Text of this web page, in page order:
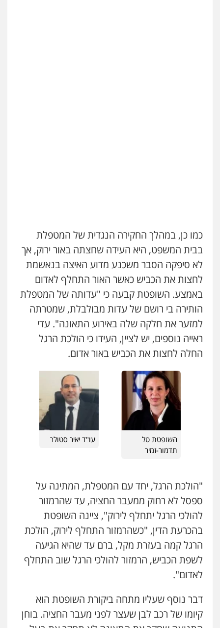
כמו כן, במהלך החקירה הנגדית של המטפלת
בבית המשפט, היא העידה שחצתה באור ירוק, אך
לא סיפקה הסבר משכנע מדוע האיצה בנאשמת
לחצות את הכביש כאשר האור התחלף לאדום
באמצע. השופטת קבעה כי "עדותה של המטפלת
הותירה בי רושם של עדות מבולבלת, שמטרתה
למזער את חלקה שלה באירוע התאונה". עדי
ראייה נוספים, יש לציין, העידו כי הולכת הרגל
החלה לחצות את הכביש באור אדום.
השופטת טל
תדמור-זמיר
עו"ד יאיר סטולר
"הולכת הרגל, יחד עם המטפלת, המתינה על
ספסל לא רחוק ממעבר החציה, עד שהרמזור
להולכי הרגל יתחלף לירוק", ציינה השופטת
בהכרעת הדין, "כשהרמזור התחלף לירוק, הולכת
הרגל קמה בעזרת מקל, ברם עד שהיא הגיעה
לשפת הכביש, הרמזור להולכי הרגל שוב התחלף
לאדום".
דבר נוסף שעליו מתחה ביקורת השופטת הוא
קיומו של רכב לבן שעצר לפני מעבר החציה. בוחן